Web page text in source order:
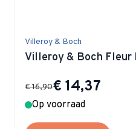
Villeroy & Boch
Villeroy & Boch Fleur
Special Price
€ 14,37
€ 16,90
Op voorraad